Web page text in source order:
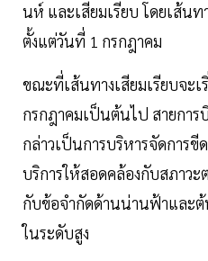
นห์ และเสียมเรียบ โดยเส้น
ตั้งแต่วันที่ 1 กรกฎาคม
ขณะที่เส้นทางเสียมเรียบจะเ
กรกฎาคมเป็นต้นไป สายการ
กล่าวเป็นการบริหารจัดการขี
บริการให้สอดคล้องกับสภาว
กับข้อจำกัดด้านน่านฟ้าและ
ในระดับสูง